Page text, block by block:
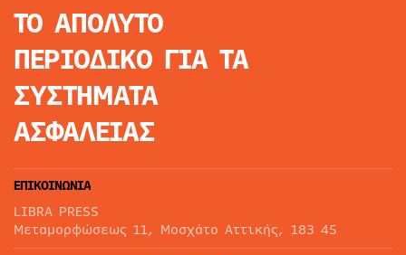
ΤΟ ΑΠΟΛΥΤΟ
ΠΕΡΙΟΔΙΚΟ ΓΙΑ ΤΑ
ΣΥΣΤΗΜΑΤΑ
ΑΣΦΑΛΕΙΑΣ
ΕΠΙΚΟΙΝΩΝΙΑ
LIBRA PRESS
Μεταμορφώσεως 11, Μοσχάτο Αττικής, 183 45